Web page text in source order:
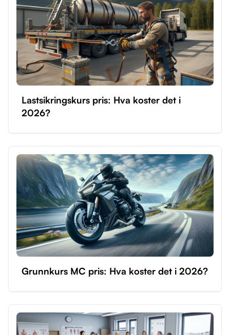
Lastsikringskurs pris: Hva koster det i
2026?
Grunnkurs MC pris: Hva koster det i 2026?